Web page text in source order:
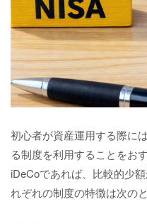
初心者が資産運用する際に
る制度を利用することをお
iDeCoであれば、比較的少
れぞれの制度の特徴は次のと